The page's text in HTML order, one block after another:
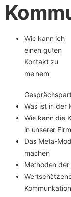
Wie kann ich
einen guten
Kontakt zu
meinem
Was ist in der
Wie kann die
in unserer
Das Meta-
machen
Methoden der
Kommunkation